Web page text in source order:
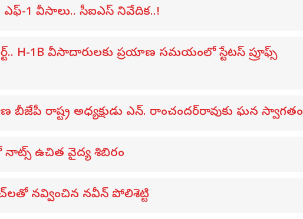
ఎఫ్-1 వీసాలు.. సీఐఎస్ నివేదిక..!
H-1B వీసాదారులకు ప్రయాణ సమయంలో స్టేటస్ ప్రూఫ్స్
బీజేపీ రాష్ట్ర అధ్యక్షుడు ఎన్. రాంచందర్‌రావుకు ఘన స్వాగతం
ఉచిత వైద్య శిబిరం
నవ్వించిన నవీన్ పోలిశెట్టి